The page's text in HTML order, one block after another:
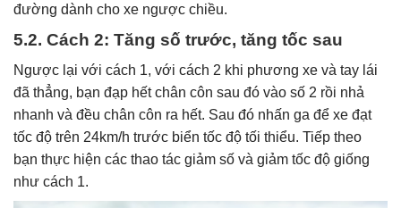
đường dành cho xe ngược chiều.
5.2. Cách 2: Tăng số trước, tăng tốc sau
Ngược lại với cách 1, với cách 2 khi phương xe và tay lái
đã thẳng, bạn đạp hết chân côn sau đó vào số 2 rồi nhả
nhanh và đều chân côn ra hết. Sau đó nhấn ga để xe đạt
tốc độ trên 24km/h trước biển tốc độ tối thiểu. Tiếp theo
bạn thực hiện các thao tác giảm số và giảm tốc độ giống
như cách 1.